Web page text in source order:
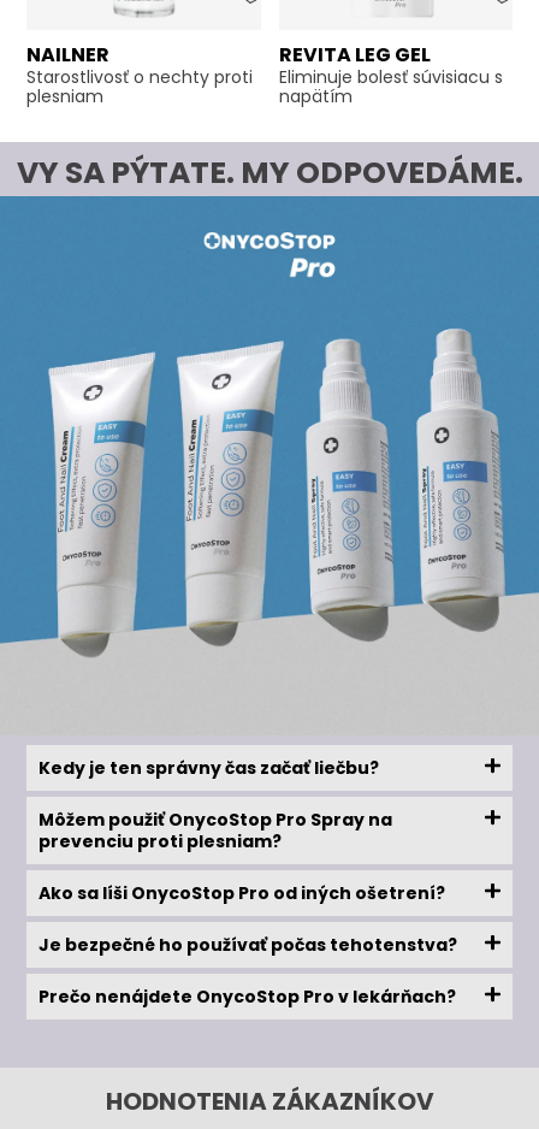
NAILNER
Starostlivosť o nechty proti
plesniam
REVITA LEG GEL
Eliminuje bolesť súvisiacu s
napätím
VY SA PÝTATE. MY ODPOVEDÁME.
Kedy je ten správny čas začať liečbu?
Môžem použiť OnycoStop Pro Spray na
prevenciu proti plesniam?
Ako sa líši OnycoStop Pro od iných ošetrení?
Je bezpečné ho používať počas tehotenstva?
Prečo nenájdete OnycoStop Pro v lekárňach?
HODNOTENIA ZÁKAZNÍKOV